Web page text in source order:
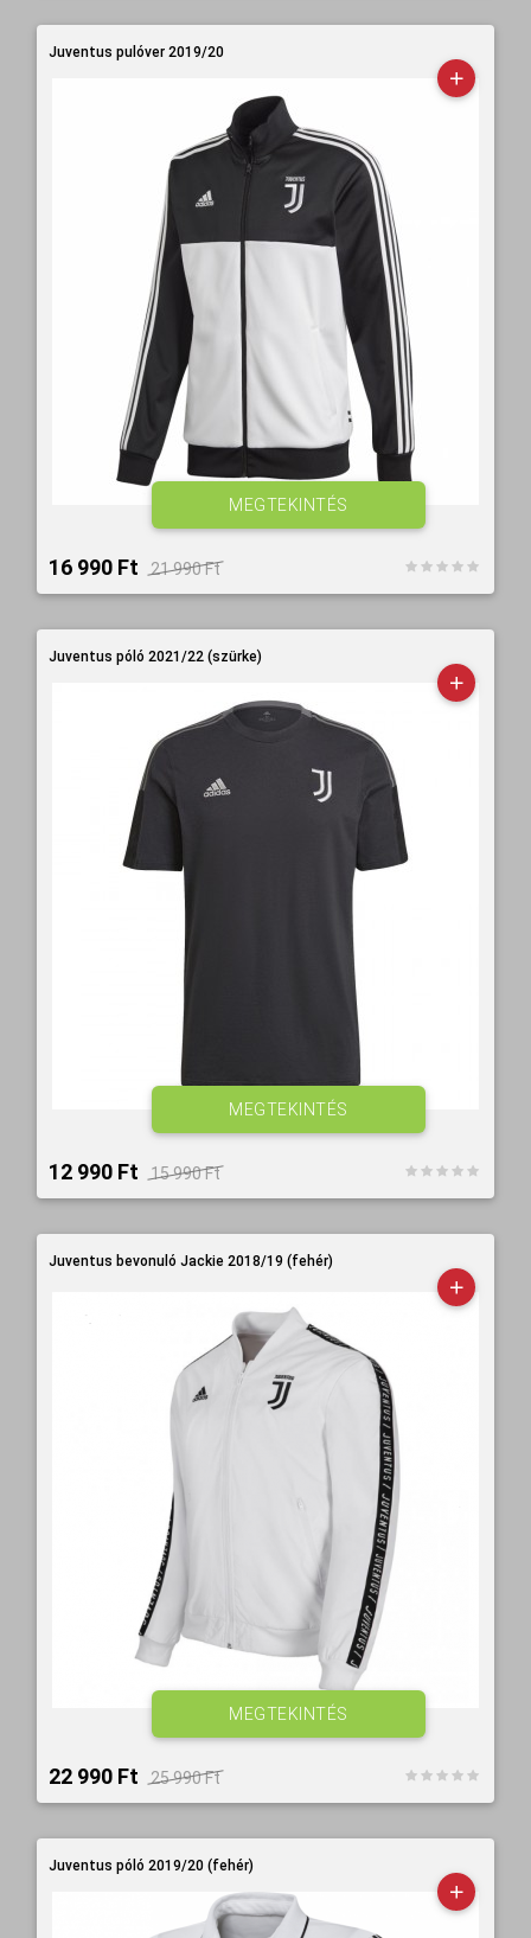
Juventus pulóver 2019/20
16 990 Ft‎ 21 990 Ft‎
MEGTEKINTÉS
Juventus póló 2021/22 (szürke)
12 990 Ft‎ 15 990 Ft‎
MEGTEKINTÉS
Juventus bevonuló Jackie 2018/19 (fehér)
22 990 Ft‎ 25 990 Ft‎
MEGTEKINTÉS
Juventus póló 2019/20 (fehér)